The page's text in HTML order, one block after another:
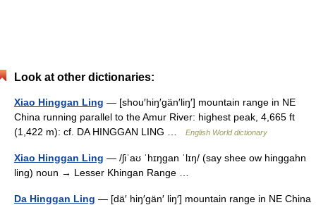
Look at other dictionaries:
Xiao Hinggan Ling — [shou′hiŋ′gän′liŋ′] mountain range in NE
China running parallel to the Amur River: highest peak, 4,665 ft
(1,422 m): cf. DA HINGGAN LING …
English World dictionary
Xiao Hinggan Ling — /ʃiˈaʊ ˈhɪŋgan ˈlɪŋ/ (say shee ow hinggahn
ling) noun → Lesser Khingan Range …
Da Hinggan Ling — [dä′ hiŋ′gän′ liŋ′] mountain range in NE China